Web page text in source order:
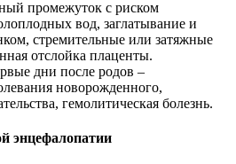
промежуток с риском
вод, заглатывание и
стремительные или затяжные
отслойка плаценты.
дни после родов –
новорожденного,
гемолитическая болезнь.
энцефалопатии